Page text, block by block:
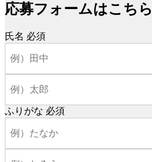
応募フォームはこちら
氏名 必須
ふりがな 必須